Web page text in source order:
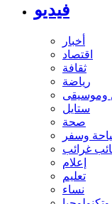
فيديو
أخبار
اقتصاد
ثقافة
رياضة
وموسيقى
ستايل
صحة
وسفر
غرائب
إعلام
تعليم
نساء